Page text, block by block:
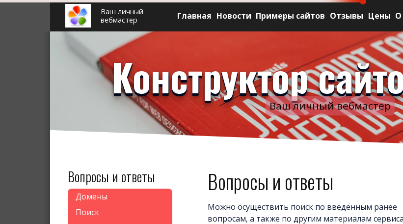
Ваш личный
вебмастер
Главная Новости Примеры сайтов Отзывы Цены О
Конструктор
Ваш личный вебмастер
Вопросы и ответы
Домены
Поиск
Вопросы и ответы
Можно осуществить поиск по введенным ранее
вопросам, а также по другим материалам